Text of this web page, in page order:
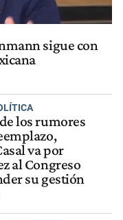
sigue con
los rumores
va por
al Congreso
su gestión